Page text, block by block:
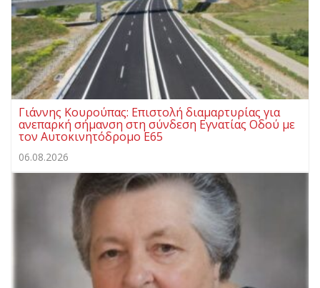
Γιάννης Κουρούπας: Επιστολή διαμαρτυρίας για
ανεπαρκή σήμανση στη σύνδεση Εγνατίας Οδού με
τον Αυτοκινητόδρομο Ε65
06.08.2026